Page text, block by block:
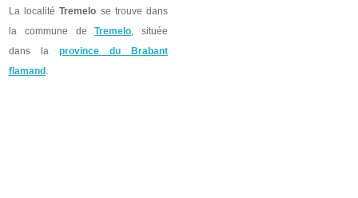
La localitéTremelo se trouve dans
la commune deTremelo, située
dans la province du Brabant
flamand .